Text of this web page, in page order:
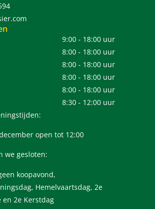
9:00 - 18:00 uur
8:00 - 18:00 uur
8:00 - 18:00 uur
8:00 - 18:00 uur
8:00 - 18:00 uur
8:30 - 12:00 uur
open tot 12:00
we gesloten:
koopavond,
Hemelvaartsdag, 2e
en 2e Kerstdag